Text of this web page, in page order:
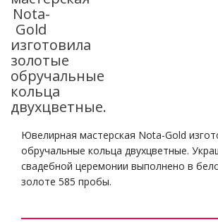
Nota-
Gold
изготовила
золотые
обручальные
кольца
двухцветные.
Ювелирная мастерская Nota-Gold
обручальные кольца двухцветные.
свадебной церемонии выполнено в
золоте 585 пробы.